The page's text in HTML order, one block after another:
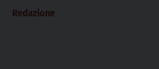
Redazione